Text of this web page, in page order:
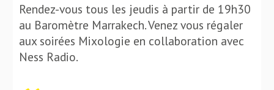
Rendez-vous tous les jeudis à partir de 19h30
au Baromètre Marrakech. Venez vous régaler
aux soirées Mixologie en collaboration avec
Ness Radio.